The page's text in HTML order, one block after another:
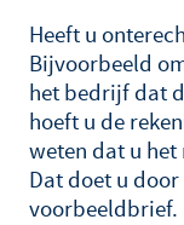
Heeft u
Bijvoorbeeld
het bedrijf dat
hoeft u de
weten dat u het
Dat doet u
voorbeeldbrief.